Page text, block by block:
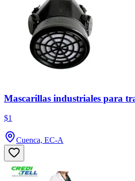
Mascarillas industriales para
$1
Cuenca, EC-A